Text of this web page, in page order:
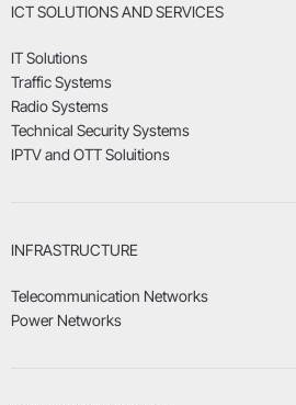
ICT SOLUTIONS AND SERVICES
IT Solutions
Traffic Systems
Radio Systems
Technical Security Systems
IPTV and OTT Soluitions
INFRASTRUCTURE
Telecommunication Networks
Power Networks